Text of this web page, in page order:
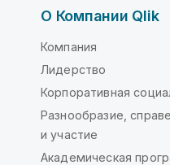
О Компании Qlik
Компания
Лидерство
Корпоративная
Разнообразие,
и участие
Академическая